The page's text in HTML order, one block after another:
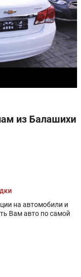
из Балашихи
на автомобили и
Вам авто по самой